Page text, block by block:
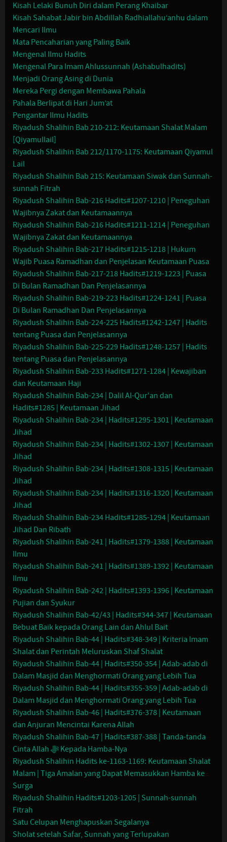
Kisah Lelaki Bunuh Diri dalam Perang Khaibar
Kisah Sahabat Jabir bin Abdillah Radhiallahu‘anhu dalam
Mencari Ilmu
Mata Pencaharian yang Paling Baik
Mengenal Ilmu Hadits
Mengenal Para Imam Ahlussunnah (Ashabulhadits)
Menjadi Orang Asing di Dunia
Mereka Pergi dengan Membawa Pahala
Pahala Berlipat di Hari Jum’at
Pengantar Ilmu Hadits
Riyadush Shalihin Bab 210-212: Keutamaan Shalat Malam
[Qiyamullail]
Riyadush Shalihin Bab 212/1170-1175: Keutamaan Qiyamul
Lail
Riyadush Shalihin Bab 215: Keutamaan Siwak dan Sunnah-
sunnah Fitrah
Riyadush Shalihin Bab-216 Hadits#1207-1210 | Peneguhan
Wajibnya Zakat dan Keutamaannya
Riyadush Shalihin Bab-216 Hadits#1211-1214 | Peneguhan
Wajibnya Zakat dan Keutamaannya
Riyadush Shalihin Bab-217 Hadits#1215-1218 | Hukum
Wajib Puasa Ramadhan dan Penjelasan Keutamaan Puasa
Riyadush Shalihin Bab-217-218 Hadits#1219-1223 | Puasa
Di Bulan Ramadhan Dan Penjelasannya
Riyadush Shalihin Bab-219-223 Hadits#1224-1241 | Puasa
Di Bulan Ramadhan Dan Penjelasannya
Riyadush Shalihin Bab-224-225 Hadits#1242-1247 | Hadits
tentang Puasa dan Penjelasannya
Riyadush Shalihin Bab-225-229 Hadits#1248-1257 | Hadits
tentang Puasa dan Penjelasannya
Riyadush Shalihin Bab-233 Hadits#1271-1284 | Kewajiban
dan Keutamaan Haji
Riyadush Shalihin Bab-234 | Dalil Al-Qur'an dan
Hadits#1285 | Keutamaan Jihad
Riyadush Shalihin Bab-234 | Hadits#1295-1301 | Keutamaan
Jihad
Riyadush Shalihin Bab-234 | Hadits#1302-1307 | Keutamaan
Jihad
Riyadush Shalihin Bab-234 | Hadits#1308-1315 | Keutamaan
Jihad
Riyadush Shalihin Bab-234 | Hadits#1316-1320 | Keutamaan
Jihad
Riyadush Shalihin Bab-234 Hadits#1285-1294 | Keutamaan
Jihad Dan Ribath
Riyadush Shalihin Bab-241 | Hadits#1379-1388 | Keutamaan
Ilmu
Riyadush Shalihin Bab-241 | Hadits#1389-1392 | Keutamaan
Ilmu
Riyadush Shalihin Bab-242 | Hadits#1393-1396 | Keutamaan
Pujian dan Syukur
Riyadush Shalihin Bab-42/43 | Hadits#344-347 | Keutamaan
Bebuat Baik kepada Orang Lain dan Ahlul Bait
Riyadush Shalihin Bab-44 | Hadits#348-349 | Kriteria Imam
Shalat dan Perintah Meluruskan Shaf Shalat
Riyadush Shalihin Bab-44 | Hadits#350-354 | Adab-adab di
Dalam Masjid dan Menghormati Orang yang Lebih Tua
Riyadush Shalihin Bab-44 | Hadits#355-359 | Adab-adab di
Dalam Masjid dan Menghormati Orang yang Lebih Tua
Riyadush Shalihin Bab-46 | Hadits#376-378 | Keutamaan
dan Anjuran Mencintai Karena Allah
Riyadush Shalihin Bab-47 | Hadits#387-388 | Tanda-tanda
Cinta Allah ﷻ Kepada Hamba-Nya
Riyadush Shalihin Hadits ke-1163-1169: Keutamaan Shalat
Malam | Tiga Amalan yang Dapat Memasukkan Hamba ke
Surga
Riyadush Shalihin Hadits#1203-1205 | Sunnah-sunnah
Fitrah
Satu Celupan Menghapuskan Segalanya
Sholat setelah Safar, Sunnah yang Terlupakan